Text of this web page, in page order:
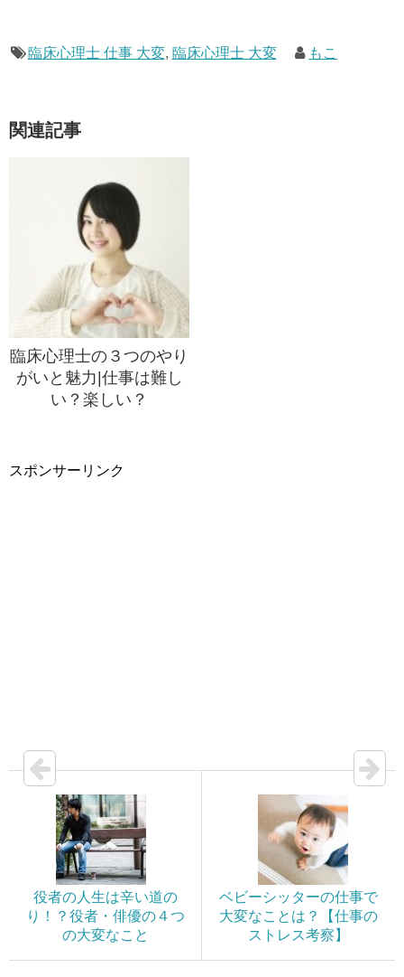
臨床心理士 仕事 大変, 臨床心理士 大変 もこ
関連記事
臨床心理士の３つのやり
がいと魅力|仕事は難し
い？楽しい？
スポンサーリンク
役者の人生は辛い道の
り！？役者・俳優の４つ
の大変なこと
ベビーシッターの仕事で
大変なことは？【仕事の
ストレス考察】